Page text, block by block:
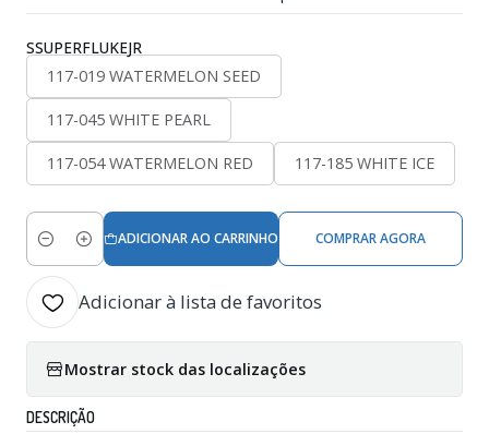
SSUPERFLUKEJR
117-019 WATERMELON SEED
117-045 WHITE PEARL
117-054 WATERMELON RED 117-185 WHITE ICE
Quantidade
ADICIONAR AO CARRINHO COMPRAR AGORA
Adicionar à lista de favoritos
Mostrar stock das localizações
DESCRIÇÃO